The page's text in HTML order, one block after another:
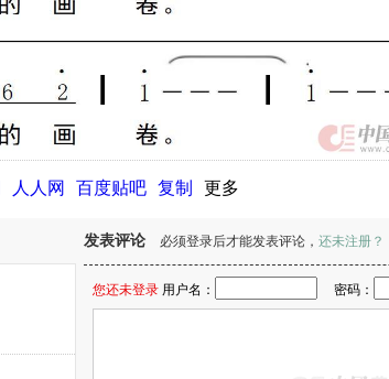
人人网 百度贴吧 复制 更多
发表评论 必须登录后才能发表评论， 还未注册？
您还未登录 用户名： 密码：